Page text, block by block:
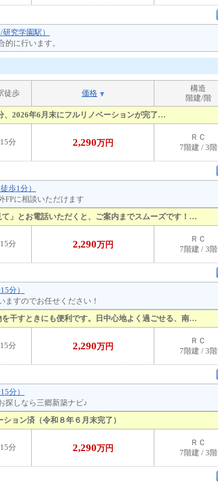
究学園駅）
に行います。
徒歩 価格
構造
階建/階
、2026年6月末にフルリノベーションが完了…
15分 2,290万円
ＲＣ
7階建 / 3階
歩1分）
FPに相談いただけます
」とお電話いただくと、ご案内までスムーズです！…
15分 2,290万円
ＲＣ
7階建 / 3階
分）
すのでお任せください！
干すときにも便利です。日中心地よく過ごせる、南…
15分 2,290万円
ＲＣ
7階建 / 3階
分）
探しなら三郷新築ナビ♪
ョン済（令和８年６月末完了）
15分 2,290万円
ＲＣ
7階建 / 3階